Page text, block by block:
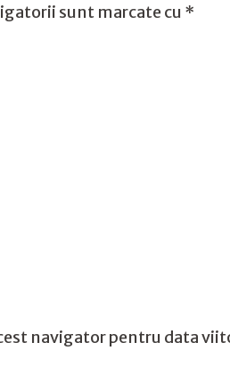
sunt marcate cu *
navigator pentru data